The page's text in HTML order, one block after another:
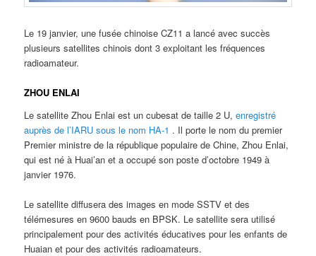
Le 19 janvier, une fusée chinoise CZ11 a lancé avec succès
plusieurs satellites chinois dont 3 exploitant les fréquences
radioamateur.
ZHOU ENLAI
Le satellite Zhou Enlai est un cubesat de taille 2 U,enregistré
auprès de l’IARU sous le nom HA-1 . Il porte le nom du premier
Premier ministre de la république populaire de Chine, Zhou Enlai,
qui est né à Huai’an et a occupé son poste d’octobre 1949 à
janvier 1976.
Le satellite diffusera des images en mode SSTV et des
télémesures en 9600 bauds en BPSK. Le satellite sera utilisé
principalement pour des activités éducatives pour les enfants de
Huaian et pour des activités radioamateurs.